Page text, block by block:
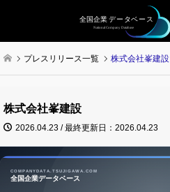
プレスリリース一覧 株式会社峯建設
株式会社峯建設
2026.04.23 / 最終更新日：2026.04.23